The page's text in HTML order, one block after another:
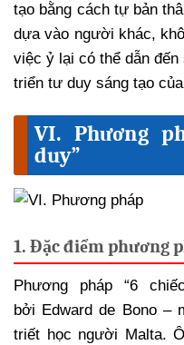
tạo bằng cách tự bản
dựa vào người khác,
việc ỷ lại có thể dẫn
triển tư duy sáng tạo
VI. Phương
duy”
1. Đặc điểm phương
Phương pháp “6
bởi Edward de Bono –
triết học người Malta.